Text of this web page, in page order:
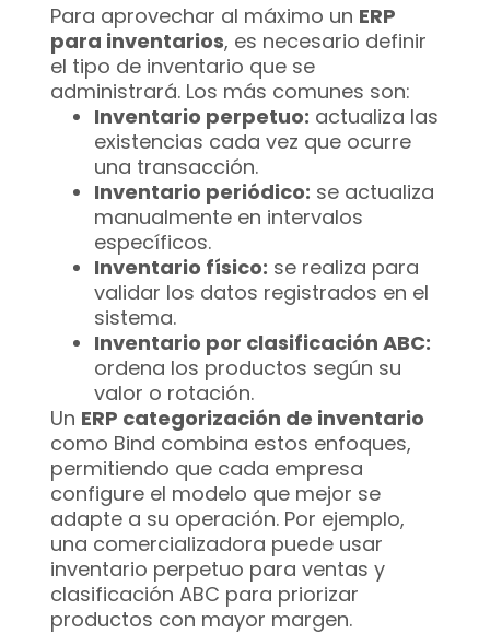
Para aprovechar al máximo un ERP
para inventarios, es necesario definir
el tipo de inventario que se
administrará. Los más comunes son:
Inventario perpetuo: actualiza las
existencias cada vez que ocurre
una transacción.
Inventario periódico: se actualiza
manualmente en intervalos
específicos.
Inventario físico: se realiza para
validar los datos registrados en el
sistema.
Inventario por clasificación ABC:
ordena los productos según su
valor o rotación.
Un ERP categorización de inventario
como Bind combina estos enfoques,
permitiendo que cada empresa
configure el modelo que mejor se
adapte a su operación. Por ejemplo,
una comercializadora puede usar
inventario perpetuo para ventas y
clasificación ABC para priorizar
productos con mayor margen.